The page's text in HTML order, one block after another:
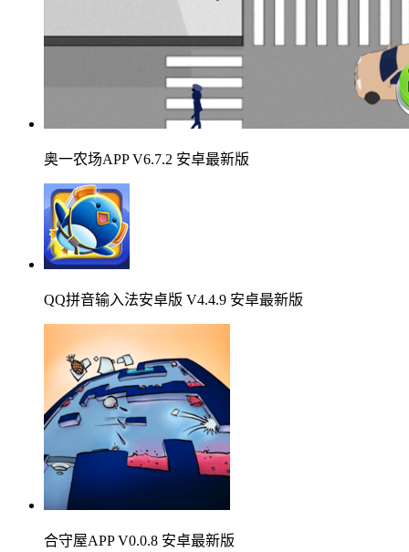
奥一农场APP V6.7.2 安卓最新版
QQ拼音输入法安卓版 V4.4.9 安卓最新版
合守屋APP V0.0.8 安卓最新版